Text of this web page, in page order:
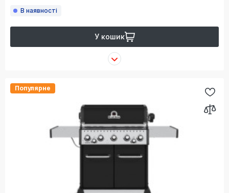
В наявності
У кошик
Популярне